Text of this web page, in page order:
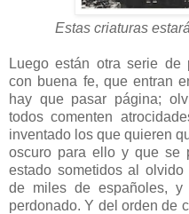
Estas criaturas
Luego están otra serie de
con buena fe, que entran
hay que pasar página;
todos comenten
inventado los que quieren
oscuro para ello y que se
estado sometidos al
de miles de españoles,
perdonado. Y del orden de